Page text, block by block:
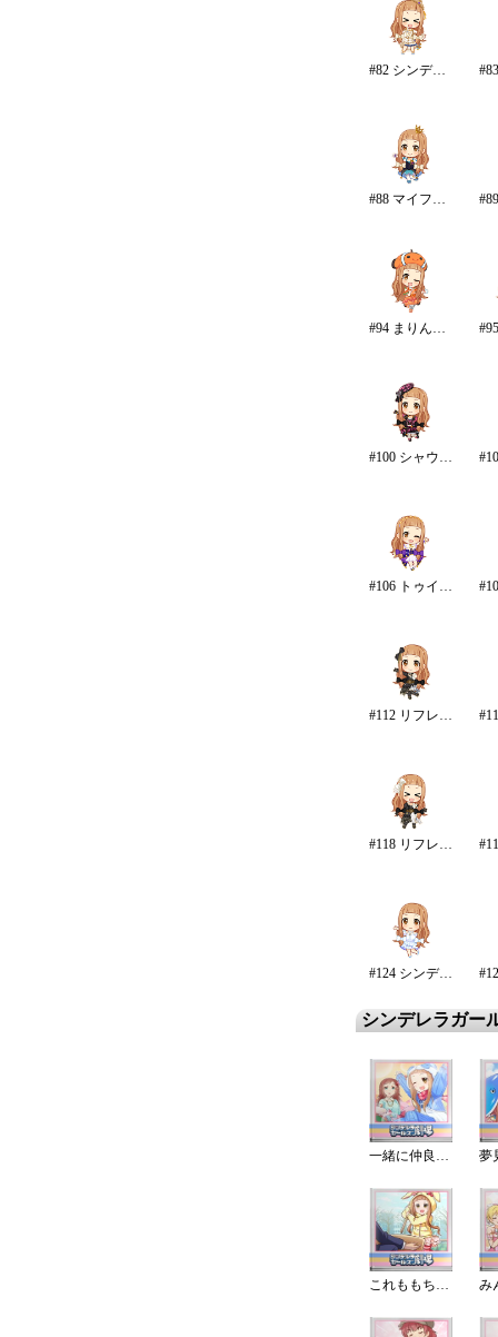
#82 シンデレラ・コレクション
#88 マイファーストスター
#94 まりん・ふぁんたじー
#100 シャウトアウト・ラヴ
#106 トゥインクル・フューチャー
#112 リフレイン・ファンタジア
#118 リフレイン・ファンタジア/再生
#124 シンデレラ・エタニティ
シンデレラガー